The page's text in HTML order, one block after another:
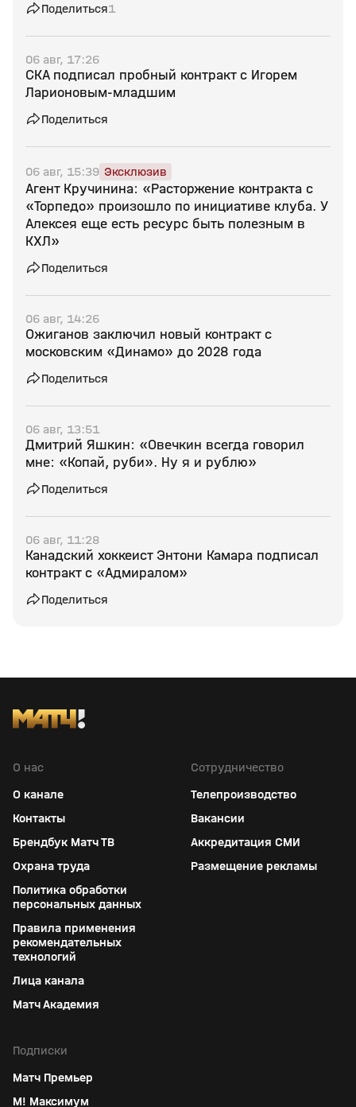
Поделиться1
06 авг, 17:26
СКА подписал пробный контракт с Игорем
Ларионовым‑младшим
Поделиться
06 авг, 15:39 Эксклюзив
Агент Кручинина: «Расторжение контракта с
«Торпедо» произошло по инициативе клуба. У
Алексея еще есть ресурс быть полезным в
КХЛ»
Поделиться
06 авг, 14:26
Ожиганов заключил новый контракт с
московским «Динамо» до 2028 года
Поделиться
06 авг, 13:51
Дмитрий Яшкин: «Овечкин всегда говорил
мне: «Копай, руби». Ну я и рублю»
Поделиться
06 авг, 11:28
Канадский хоккеист Энтони Камара подписал
контракт с «Адмиралом»
Поделиться
О нас
О канале
Контакты
Брендбук Матч ТВ
Охрана труда
Политика обработки
персональных данных
Правила применения
рекомендательных
технологий
Лица канала
Матч Академия
Сотрудничество
Телепроизводство
Вакансии
Аккредитация СМИ
Размещение рекламы
Подписки
Матч Премьер
М! Максимум